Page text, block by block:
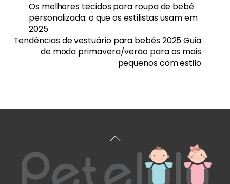
Os melhores tecidos para roupa de bebé
personalizada: o que os estilistas usam em
2025
Tendências de vestuário para bebés 2025 Guia
de moda primavera/verão para os mais
pequenos com estilo
Voltar
topo